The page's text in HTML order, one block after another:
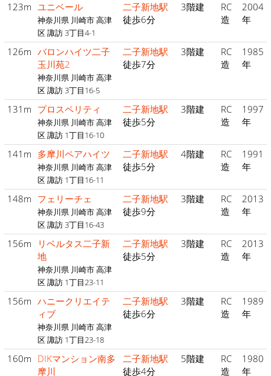
123m ユニベール
神奈川県 川崎市 高津
区 諏訪 3丁目4-1
二子新地駅
徒歩6分
3階建
RC
造
2004
年
126m バロンハイツ二子
玉川苑2
神奈川県 川崎市 高津
区 諏訪 3丁目16-5
二子新地駅
徒歩7分
3階建
RC
造
1985
年
131m プロスペリティ
神奈川県 川崎市 高津
区 諏訪 1丁目16-10
二子新地駅
徒歩5分
3階建
RC
造
1997
年
141m 多摩川ペアハイツ
神奈川県 川崎市 高津
区 諏訪 1丁目16-11
二子新地駅
徒歩5分
4階建
RC
造
1991
年
148m フェリーチェ
神奈川県 川崎市 高津
区 諏訪 3丁目16-43
二子新地駅
徒歩9分
3階建
RC
造
2013
年
156m
リベルタス二子新
地
神奈川県 川崎市 高津
区 諏訪 1丁目23-11
二子新地駅
徒歩5分
3階建
RC
造
2013
年
156m ハニークリエイテ
ィブ
神奈川県 川崎市 高津
区 諏訪 1丁目23-18
二子新地駅
徒歩6分
3階建
RC
造
1989
年
160m DIKマンション南多
摩川
二子新地駅
徒歩4分
5階建
RC
造
1980
年